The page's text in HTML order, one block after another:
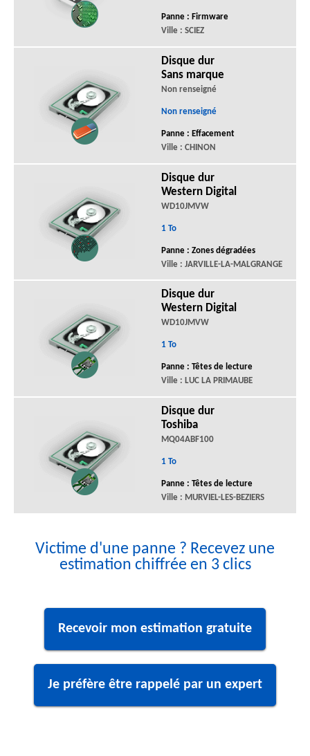
Panne : Firmware
Ville : SCIEZ
Disque dur
Sans marque
Non renseigné
Non renseigné
Panne : Effacement
Ville : CHINON
Disque dur
Western Digital
WD10JMVW
1 To
Panne : Zones dégradées
Ville : JARVILLE-LA-MALGRANGE
Disque dur
Western Digital
WD10JMVW
1 To
Panne : Têtes de lecture
Ville : LUC LA PRIMAUBE
Disque dur
Toshiba
MQ04ABF100
1 To
Panne : Têtes de lecture
Ville : MURVIEL-LES-BEZIERS
Victime d'une panne ? Recevez une
estimation chiffrée en 3 clics
Recevoir mon estimation gratuite
Je préfère être rappelé par un expert